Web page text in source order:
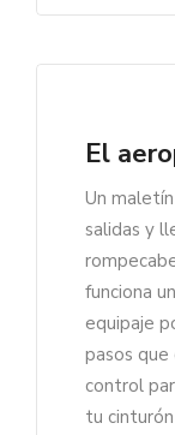
El
Un
salidas y
funciona
equipaje
pasos
control
tu